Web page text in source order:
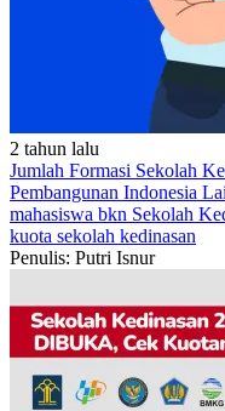
2 tahun lalu
Jumlah Formasi Sekolah
Pembangunan Indonesia
mahasiswa bkn Sekolah
kuota sekolah kedinasan
Penulis: Putri Isnur